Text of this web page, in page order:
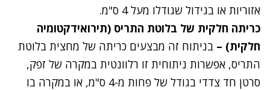
אזוריות או בגידול שגודלו מעל 4 ס"מ.
כריתה חלקית של בלוטת התריס (תירואידקטומיה
חלקית) – בניתוח זה מבצעים כריתה של מחצית בלוטת
התריס, אפשרות ניתוחית זו רלוונטית במקרה של זפק,
סרטן חד צדדי בגודל של פחות מ-4 ס"מ, או במקרה בו